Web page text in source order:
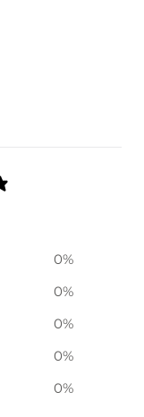
0%
0%
0%
0%
0%